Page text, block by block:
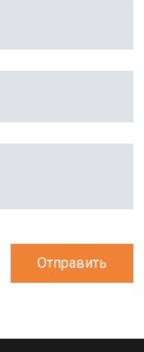
Отправить